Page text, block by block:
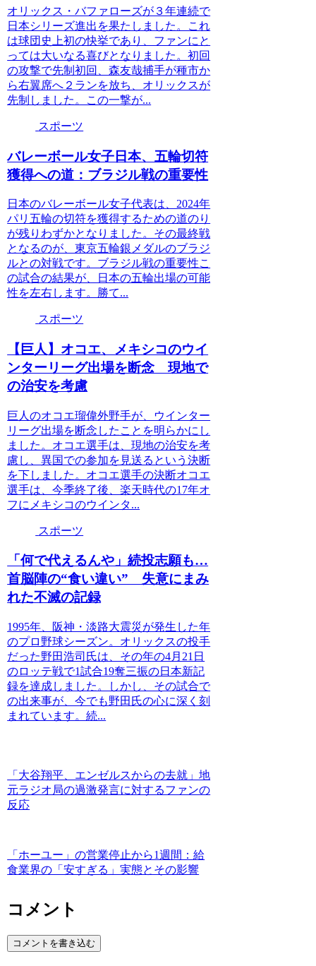
オリックス・バファローズが３年連続で
日本シリーズ進出を果たしました。これ
は球団史上初の快挙であり、ファンにと
っては大いなる喜びとなりました。初回
の攻撃で先制初回、森友哉捕手が種市か
ら右翼席へ２ランを放ち、オリックスが
先制しました。この一撃が...
スポーツ
バレーボール女子日本、五輪切符
獲得への道：ブラジル戦の重要性
日本のバレーボール女子代表は、2024年
パリ五輪の切符を獲得するための道のり
が残りわずかとなりました。その最終戦
となるのが、東京五輪銀メダルのブラジ
ルとの対戦です。ブラジル戦の重要性こ
の試合の結果が、日本の五輪出場の可能
性を左右します。勝て...
スポーツ
【巨人】オコエ、メキシコのウイ
ンターリーグ出場を断念 現地で
の治安を考慮
巨人のオコエ瑠偉外野手が、ウインター
リーグ出場を断念したことを明らかにし
ました。オコエ選手は、現地の治安を考
慮し、異国での参加を見送るという決断
を下しました。オコエ選手の決断オコエ
選手は、今季終了後、楽天時代の17年オ
フにメキシコのウインタ...
スポーツ
「何で代えるんや」続投志願も…
首脳陣の“食い違い” 失意にまみ
れた不滅の記録
1995年、阪神・淡路大震災が発生した年
のプロ野球シーズン。オリックスの投手
だった野田浩司氏は、その年の4月21日
のロッテ戦で1試合19奪三振の日本新記
録を達成しました。しかし、その試合で
の出来事が、今でも野田氏の心に深く刻
まれています。続...
「大谷翔平、エンゼルスからの去就」地
元ラジオ局の過激発言に対するファンの
反応
「ホーユー」の営業停止から1週間：給
食業界の「安すぎる」実態とその影響
コメント
コメントを書き込む